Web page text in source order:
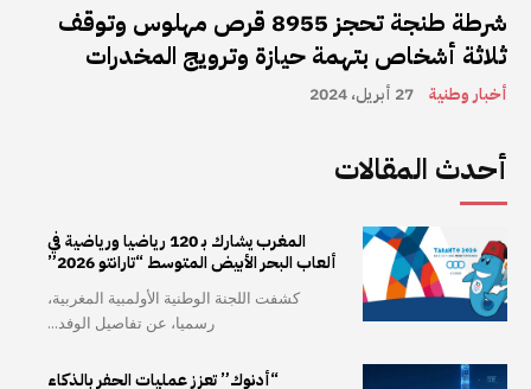
شرطة طنجة تحجز 8955 قرص مهلوس وتوقف
ثلاثة أشخاص بتهمة حيازة وترويج المخدرات
أخبار وطنية 27 أبريل، 2024
أحدث المقالات
المغرب يشارك بـ 120 رياضيا ورياضية في
ألعاب البحر الأبيض المتوسط “تارانتو 2026”
كشفت اللجنة الوطنية الأولمبية المغربية،
رسميا، عن تفاصيل الوفد...
“أدنوك” تعزز عمليات الحفر بالذكاء